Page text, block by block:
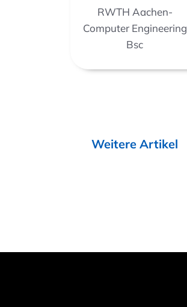
RWTH Aachen-
Computer Engineering
Bsc
Weitere Artikel